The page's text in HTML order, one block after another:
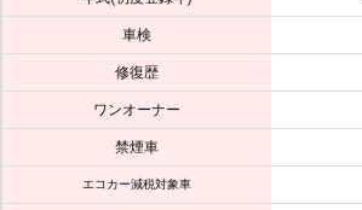
車検
修復歴
ワンオーナー
禁煙車
エコカー減税対象車